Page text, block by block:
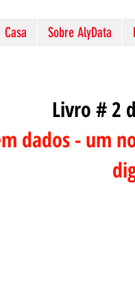
Casa Sobre AlyData
Livro # 2
dados - um